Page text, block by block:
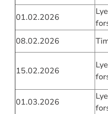
01.02.2026
Lye
08.02.2026
15.02.2026
Lye
01.03.2026
Lye